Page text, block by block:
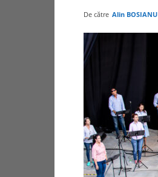
De către Alin BOSIANU